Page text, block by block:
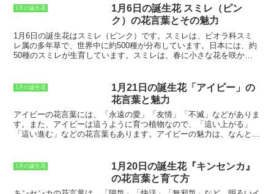
す。ノースポールは、花壇や寄せ植え、
グランドカバーなど、さまざまな用途で
利用できます。丈夫で育てやすい花なの
で、初心者の方にもおすすめです。ま
た、白色の花は、どんな色の花とも合わ
せやすく、アレンジメントにもよく使わ
が太陽の光を浴びて輝く様子が、子供の無邪気な笑顔を連想させるこ
とから、この花言葉が付けられました。また、デイジーは古くから薬
草として利用されており、解熱、鎮痛、鎮静などの効果があるとされ
ています。
1月の誕生花
1月6日の誕生花 スミレ（ピン
ク）の花言葉とその魅力
1月6日の誕生花はスミレ（ピンク）です。スミレは、ビオラ科スミ
レ属の多年草で、世界中に約500種が分布しています。日本には、約
50種のスミレが生育しています。
スミレは、春に小さな花を咲か
歌集」にスミレが登場します。また、ヨーロッパでは、スミレは愛と
美の象徴とされ、ギリシャ神話では、美と愛の女神アフロディーテが
スミレを好んだとされています。スミレは、可憐な花姿と甘い香りを
持ち、人々に愛されています。花言葉は「謙虚」「誠実」「愛情」
「思い出」などです。スミレ（ピンク）の花言葉は「無邪気な愛」
「純潔」「初恋」です。ピンクのスミレは、可愛らしい花姿で、見る
1月の誕生花
1月21日の誕生花「アイビー」の
花言葉と魅力
アイビーの花言葉には、「永遠の愛」「友情」「不滅」などがありま
す。また、アイビーは這うように育つ植物なので、「這い上がる」
「這い進む」などの花言葉もあります。アイビーの魅力は、なんとい
初心者でも簡単に育てることができます。這うように育つので、ハン
ギングバスケットや壁掛けプランターなどにすると、とてもおしゃれ
アイビーの特徴は、這うように育ち、葉っぱが
1月の誕生花
1月20日の誕生花『キンセンカ』
の花言葉と育て方